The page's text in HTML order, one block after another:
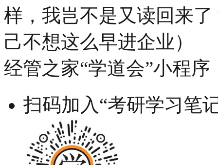
样，我岂不是又读回来
己不想这么早进企业）
经管之家“学道会”小程序
扫码加入“考研学习笔